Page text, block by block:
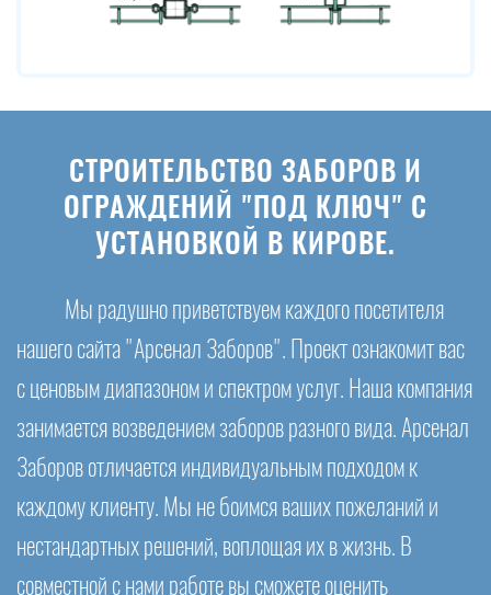
СТРОИТЕЛЬСТВО ЗАБОРОВ И
ОГРАЖДЕНИЙ "ПОД КЛЮЧ" С
УСТАНОВКОЙ В КИРОВЕ.
Мы радушно приветствуем каждого посетителя
нашего сайта "Арсенал Заборов". Проект ознакомит вас
с ценовым диапазоном и спектром услуг. Наша компания
занимается возведением заборов разного вида. Арсенал
Заборов отличается индивидуальным подходом к
каждому клиенту. Мы не боимся ваших пожеланий и
нестандартных решений, воплощая их в жизнь. В
совместной с нами работе вы сможете оценить